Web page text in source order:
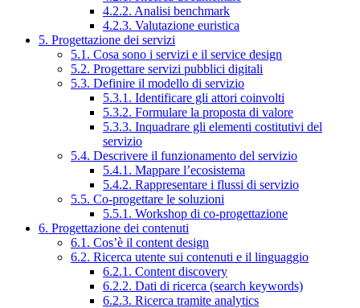
4.2.2. Analisi benchmark
4.2.3. Valutazione euristica
5. Progettazione dei servizi
5.1. Cosa sono i servizi e il service design
5.2. Progettare servizi pubblici digitali
5.3. Definire il modello di servizio
5.3.1. Identificare gli attori coinvolti
5.3.2. Formulare la proposta di valore
5.3.3. Inquadrare gli elementi costitutivi del
servizio
5.4. Descrivere il funzionamento del servizio
5.4.1. Mappare l’ecosistema
5.4.2. Rappresentare i flussi di servizio
5.5. Co-progettare le soluzioni
5.5.1. Workshop di co-progettazione
6. Progettazione dei contenuti
6.1. Cos’è il content design
6.2. Ricerca utente sui contenuti e il linguaggio
6.2.1. Content discovery
6.2.2. Dati di ricerca (search keywords)
6.2.3. Ricerca tramite analytics